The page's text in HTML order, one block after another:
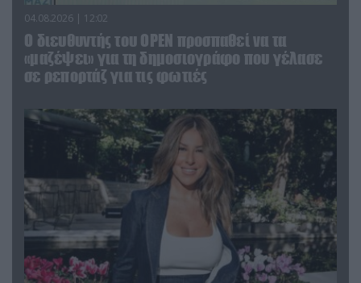
04.08.2026 | 12:02
O διευθυντής του OPEN προσπαθεί να τα
«μαζέψει» για τη δημοσιογράφο που γέλασε
σε ρεπορτάζ για τις φωτιές